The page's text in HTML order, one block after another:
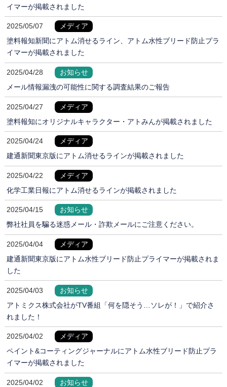
イマーが掲載されました
2025/05/07
メディア
塗料報知新聞にアトム消せるライン、アトム水性ブリード防止プラ
イマーが掲載されました
2025/04/28
お知らせ
メール情報漏洩の可能性に関する調査結果のご報告
2025/04/27
メディア
塗料報知にオリジナルキャラクター・アトみんが掲載されました
2025/04/24
メディア
建通新聞東京版にアトム消せるラインが掲載されました
2025/04/22
メディア
化学工業日報にアトム消せるラインが掲載されました
2025/04/15
お知らせ
弊社社員を騙る迷惑メール・詐欺メールにご注意ください。
2025/04/04
メディア
建通新聞東京版にアトム水性ブリード防止プライマーが掲載されま
した
2025/04/03
お知らせ
アトミクス株式会社がTV番組「何を隠そう…ソレが！」で紹介さ
れました！
2025/04/02
メディア
ペイント&コーティングジャーナルにアトム水性ブリード防止プラ
イマーが掲載されました
2025/04/02
お知らせ